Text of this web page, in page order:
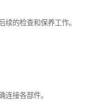
续的检查和保养工作。
连接各部件。